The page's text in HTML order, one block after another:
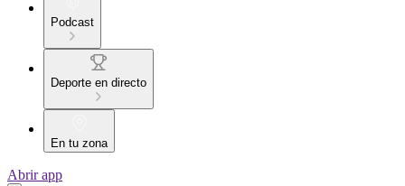
Podcast
Deporte en directo
En tu zona
Abrir app